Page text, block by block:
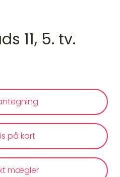
11, 5. tv.
på kort
mægler